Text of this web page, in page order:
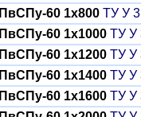
ПвСПу-60 1x800 ТУ У
ПвСПу-60 1x1000 ТУ У
ПвСПу-60 1x1200 ТУ У
ПвСПу-60 1x1400 ТУ У
ПвСПу-60 1x1600 ТУ У